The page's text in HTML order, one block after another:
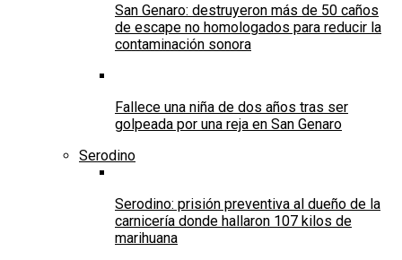
San Genaro: destruyeron más de 50 caños
de escape no homologados para reducir la
contaminación sonora
Fallece una niña de dos años tras ser
golpeada por una reja en San Genaro
Serodino
Serodino: prisión preventiva al dueño de la
carnicería donde hallaron 107 kilos de
marihuana